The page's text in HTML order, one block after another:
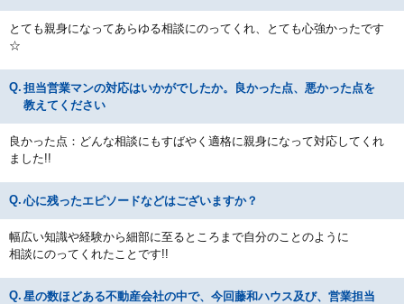
とても親身になってあらゆる相談にのってくれ、とても心強かったです
☆
担当営業マンの対応はいかがでしたか。良かった点、悪かった点を
教えてください
良かった点：どんな相談にもすばやく適格に親身になって対応してくれ
ました!!
心に残ったエピソードなどはございますか？
幅広い知識や経験から細部に至るところまで自分のことのように
相談にのってくれたことです!!
星の数ほどある不動産会社の中で、今回藤和ハウス及び、営業担当